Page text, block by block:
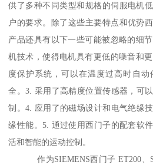
供了多种不同类型和规格的伺服电机
户的要求。除了这些主要特点和优势
产品还具有以下一些可能被忽略的细
机技术，使得电机具有更低的噪音和
度保护系统，可以在温度过高时自
全。3. 采用了高精度位置传感器，可
制。4. 应用了的磁场设计和电气绝缘
缘性能。5. 通过使用西门子的配套软
活和智能的运动控制。
作为SIEMENS西门子 ET200、S7-